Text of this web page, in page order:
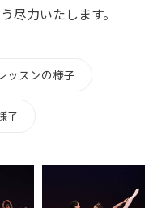
尽力いたします。
ッスンの様子
子